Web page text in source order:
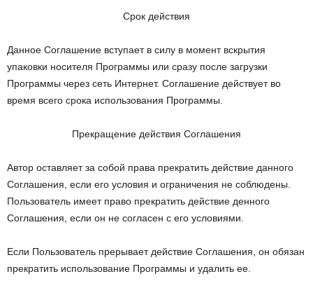
Срок действия
Данное Соглашение вступает в силу в момент вскрытия
упаковки носителя Программы или сразу после загрузки
Программы через сеть Интернет. Соглашение действует во
время всего срока использования Программы.
Прекращение действия Соглашения
Автор оставляет за собой права прекратить действие данного
Соглашения, если его условия и ограничения не соблюдены.
Пользователь имеет право прекратить действие денного
Соглашения, если он не согласен с его условиями.
Если Пользователь прерывает действие Соглашения, он обязан
прекратить использование Программы и удалить ее.